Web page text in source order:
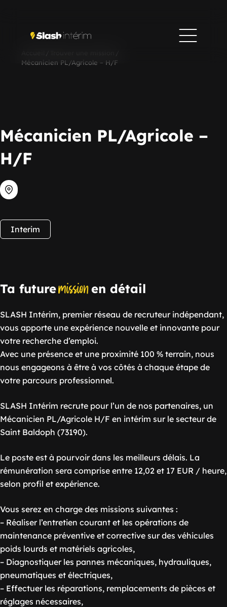
Mécanicien PL/Agricole – H/F
Mécanicien PL/Agricole –
H/F
Interim
Ta futuremissionen détail
SLASH Intérim, premier réseau de recruteur indépendant,
vous apporte une expérience nouvelle et innovante pour
votre recherche d’emploi.
Avec une présence et une proximité 100 % terrain, nous
nous engageons à être à vos côtés à chaque étape de
votre parcours professionnel.
SLASH Intérim recrute pour l’un de nos partenaires, un
Mécanicien PL/Agricole H/F en intérim sur le secteur de
Saint Baldoph (73190).
Le poste est à pourvoir dans les meilleurs délais. La
rémunération sera comprise entre 12,02 et 17 EUR / heure,
selon profil et expérience.
Vous serez en charge des missions suivantes :
– Réaliser l’entretien courant et les opérations de
maintenance préventive et corrective sur des véhicules
poids lourds et matériels agricoles,
– Diagnostiquer les pannes mécaniques, hydrauliques,
pneumatiques et électriques,
– Effectuer les réparations, remplacements de pièces et
réglages nécessaires,